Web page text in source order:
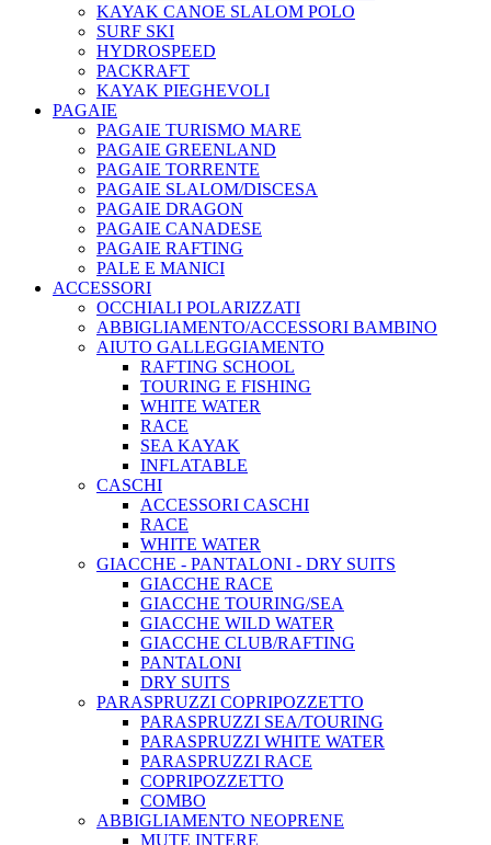
KAYAK CANOE SLALOM POLO
SURF SKI
HYDROSPEED
PACKRAFT
KAYAK PIEGHEVOLI
PAGAIE
PAGAIE TURISMO MARE
PAGAIE GREENLAND
PAGAIE TORRENTE
PAGAIE SLALOM/DISCESA
PAGAIE DRAGON
PAGAIE CANADESE
PAGAIE RAFTING
PALE E MANICI
ACCESSORI
OCCHIALI POLARIZZATI
ABBIGLIAMENTO/ACCESSORI BAMBINO
AIUTO GALLEGGIAMENTO
RAFTING SCHOOL
TOURING E FISHING
WHITE WATER
RACE
SEA KAYAK
INFLATABLE
CASCHI
ACCESSORI CASCHI
RACE
WHITE WATER
GIACCHE - PANTALONI - DRY SUITS
GIACCHE RACE
GIACCHE TOURING/SEA
GIACCHE WILD WATER
GIACCHE CLUB/RAFTING
PANTALONI
DRY SUITS
PARASPRUZZI COPRIPOZZETTO
PARASPRUZZI SEA/TOURING
PARASPRUZZI WHITE WATER
PARASPRUZZI RACE
COPRIPOZZETTO
COMBO
ABBIGLIAMENTO NEOPRENE
MUTE INTERE